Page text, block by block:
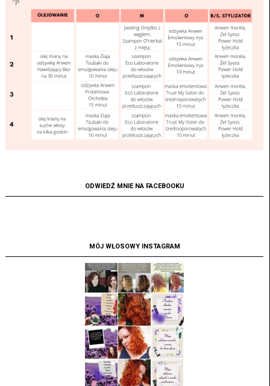
ODWIEDŹ MNIE NA FACEBOOKU
MÓJ WŁOSOWY INSTAGRAM